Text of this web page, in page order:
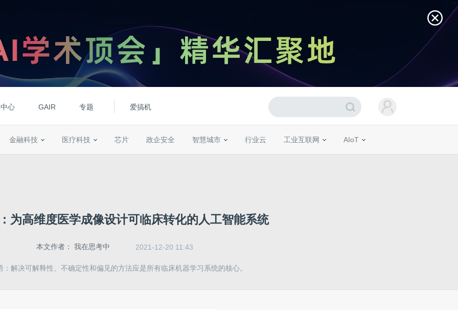
心 GAIR 专题 爱搞机
金融科技 医疗科技 芯片 政企安全 智慧城市 行业云 工业互联网 AIoT
为高维度医学成像设计可临床转化的人工智能系统
本文作者： 我在思考中 2021-12-20 11:43
：解决可解释性、不确定性和偏见的方法应是所有临床机器学习系统的核心。